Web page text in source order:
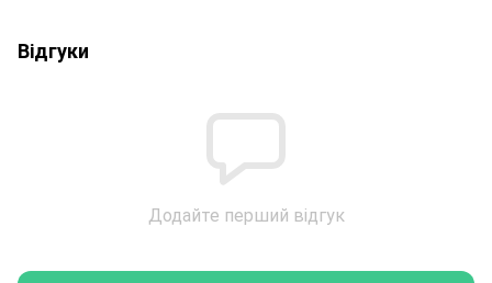
Відгуки
Додайте перший відгук